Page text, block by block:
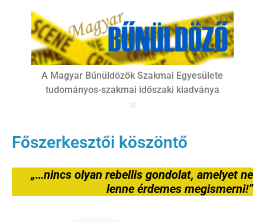
A Magyar Bűnüldözők Szakmai Egyesülete
tudományos-szakmai időszaki kiadványa
Főszerkesztői köszöntő
„…nincs olyan rebellis gondolat, amelyet ne
lenne érdemes megismerni!”